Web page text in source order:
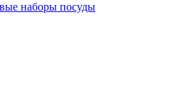
наборы посуды